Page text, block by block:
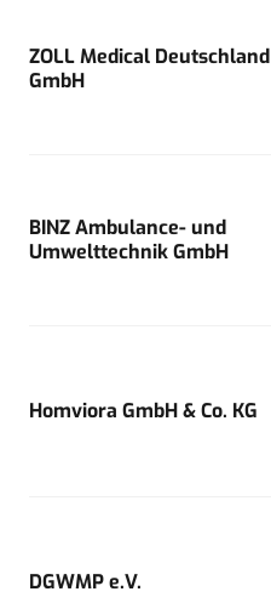
ZOLL Medical Deutschland
GmbH
BINZ Ambulance- und
Umwelttechnik GmbH
Homviora GmbH & Co. KG
DGWMP e.V.